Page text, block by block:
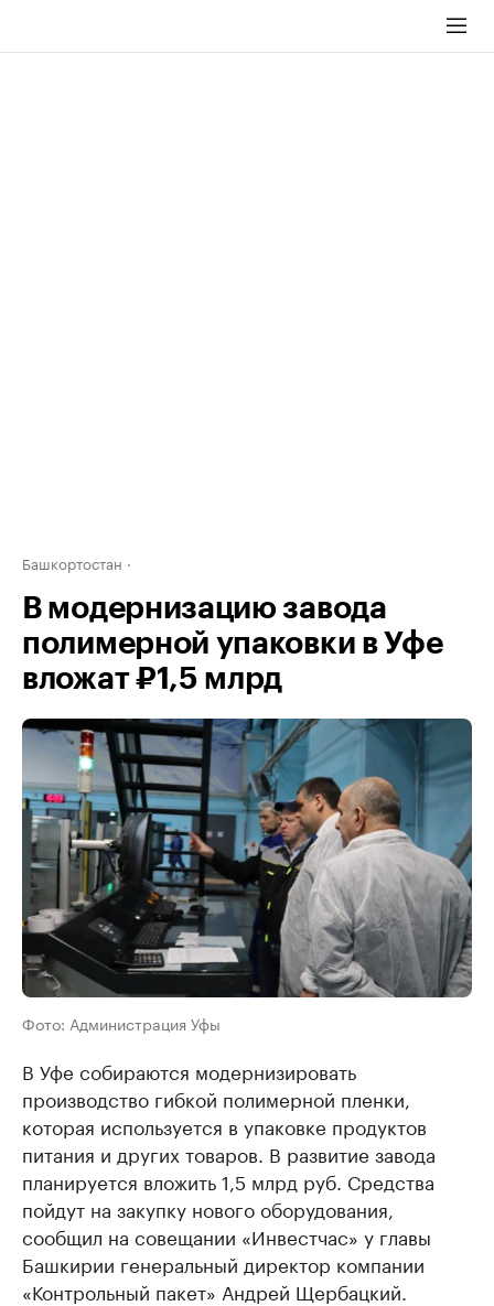
Башкортостан
В модернизацию завода
полимерной упаковки в Уфе
вложат ₽1,5 млрд
Фото: Администрация Уфы
В Уфе собираются модернизировать
производство гибкой полимерной пленки,
которая используется в упаковке продуктов
питания и других товаров. В развитие завода
планируется вложить 1,5 млрд руб. Средства
пойдут на закупку нового оборудования,
сообщил на совещании «Инвестчас» у главы
Башкирии генеральный директор компании
«Контрольный пакет» Андрей Щербацкий.